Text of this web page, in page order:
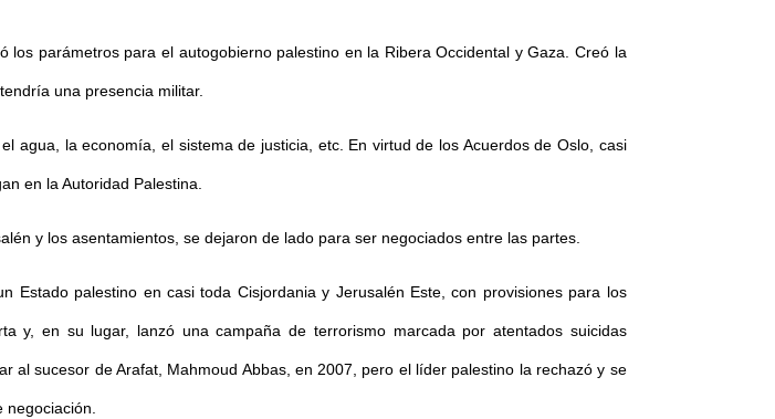
parámetros para el autogobierno palestino en la Ribera Occidental y Gaza. Creó la
una presencia militar.
agua, la economía, el sistema de justicia, etc. En virtud de los Acuerdos de Oslo, casi
en la Autoridad Palestina.
y los asentamientos, se dejaron de lado para ser negociados entre las partes.
Estado palestino en casi toda Cisjordania y Jerusalén Este, con provisiones para los
y, en su lugar, lanzó una campaña de terrorismo marcada por atentados suicidas
al sucesor de Arafat, Mahmoud Abbas, en 2007, pero el líder palestino la rechazó y se